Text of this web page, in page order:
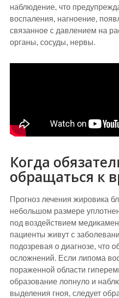
наблюдение, что
воспаления, нагноение,
связанное с давлением на
органы, сосуды, нервы.
Когда
обращаться к
Прогноз лечения жировика
небольшом размере
под воздействием
пациенты живут с
подозревая о диагнозе, что
осложнений. Если липома
пораженной области
образование лопнуло и
выделения гноя, следует